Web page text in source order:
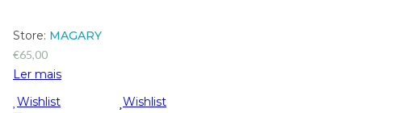
Store: MAGARY
€65,00
Ler mais
Wishlist
Wishlist